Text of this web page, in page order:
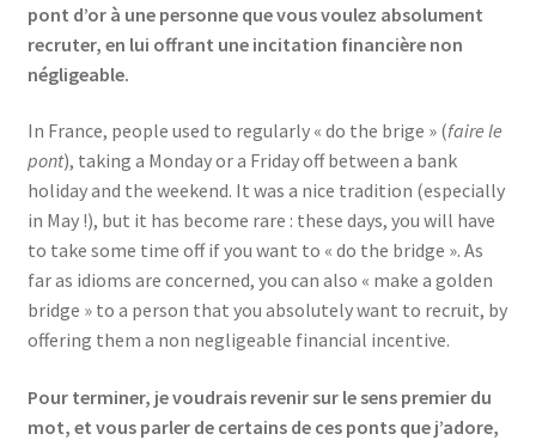
pont d’or à une personne que vous voulez absolument
recruter, en lui offrant une incitation financière non
négligeable.
In France, people used to regularly « do the brige » (faire le
pont), taking a Monday or a Friday off between a bank
holiday and the weekend. It was a nice tradition (especially
in May !), but it has become rare : these days, you will have
to take some time off if you want to « do the bridge ». As
far as idioms are concerned, you can also « make a golden
bridge » to a person that you absolutely want to recruit, by
offering them a non negligeable financial incentive.
Pour terminer, je voudrais revenir sur le sens premier du
mot, et vous parler de certains de ces ponts que j’adore,